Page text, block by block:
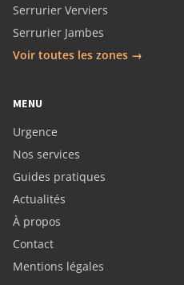
Serrurier Verviers
Serrurier Jambes
Voir toutes les zones →
MENU
Urgence
Nos services
Guides pratiques
Actualités
À propos
Contact
Mentions légales